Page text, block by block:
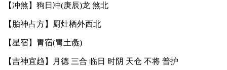
【冲煞】狗日冲(庚辰)龙 煞北
【胎神占方】厨灶栖外西北
【星宿】胃宿(胃土彘)
【吉神宜趋】月德 三合 临日 时阴 天仓 不将 普护